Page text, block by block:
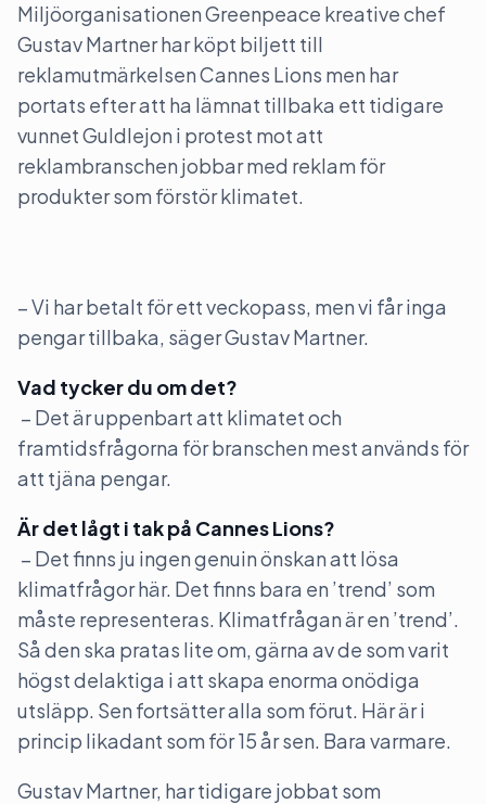
Miljöorganisationen Greenpeace kreative chef
Gustav Martner har köpt biljett till
reklamutmärkelsen Cannes Lions men har
portats efter att ha lämnat tillbaka ett tidigare
vunnet Guldlejon i protest mot att
reklambranschen jobbar med reklam för
produkter som förstör klimatet.
– Vi har betalt för ett veckopass, men vi får inga
pengar tillbaka, säger Gustav Martner.
Vad tycker du om det?
– Det är uppenbart att klimatet och
framtidsfrågorna för branschen mest används för
att tjäna pengar.
Är det lågt i tak på Cannes Lions?
– Det finns ju ingen genuin önskan att lösa
klimatfrågor här. Det finns bara en ’trend’ som
måste representeras. Klimatfrågan är en ’trend’.
Så den ska pratas lite om, gärna av de som varit
högst delaktiga i att skapa enorma onödiga
utsläpp. Sen fortsätter alla som förut. Här är i
princip likadant som för 15 år sen. Bara varmare.
Gustav Martner, har tidigare jobbat som